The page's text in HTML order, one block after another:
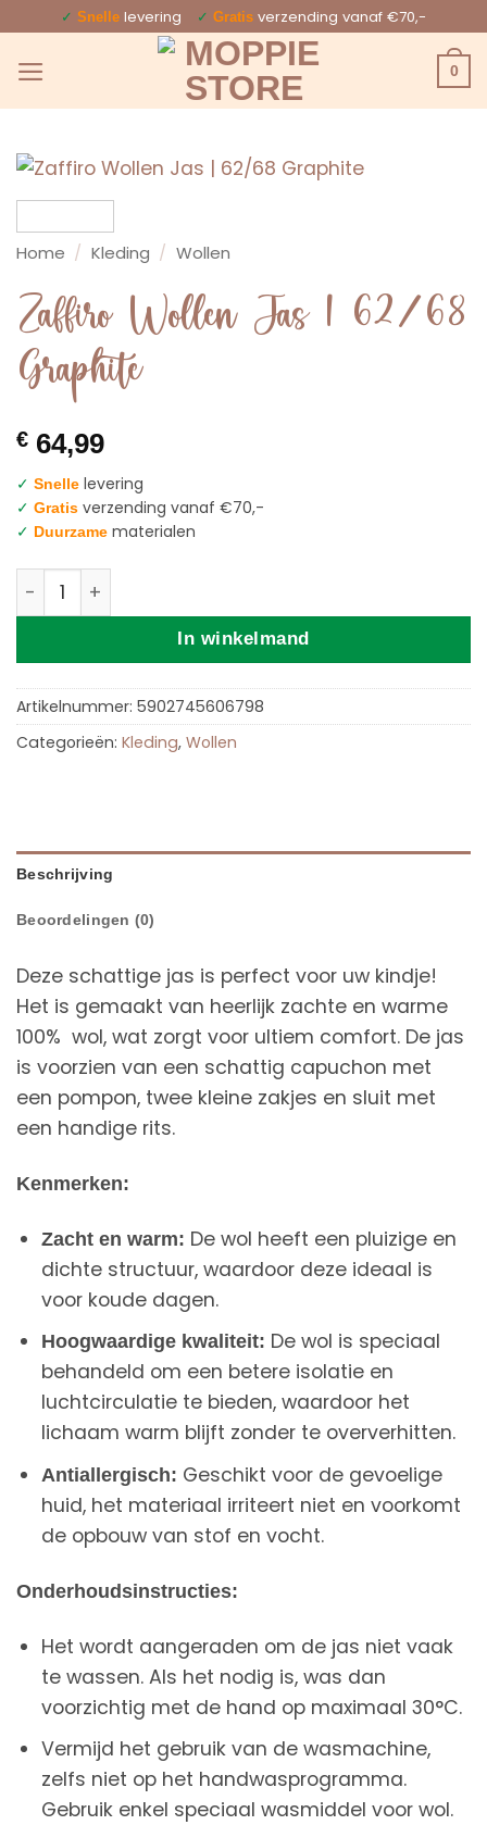
inhoud
✓ Snelle levering ✓ Gratis verzending vanaf €70,-
0
Home / Kleding / Wollen
Zaffiro Wollen Jas | 62/68
Graphite
€ 64,99
✓ Snelle levering
✓ Gratis verzending vanaf €70,-
✓ Duurzame materialen
Zaffiro Wollen Jas | 62/68 Graphite aantal
In winkelmand
Artikelnummer: 5902745606798
Categorieën: Kleding, Wollen
Beschrijving
Beoordelingen (0)
Deze schattige jas is perfect voor uw kindje!
Het is gemaakt van heerlijk zachte en warme
100% wol, wat zorgt voor ultiem comfort. De jas
is voorzien van een schattig capuchon met
een pompon, twee kleine zakjes en sluit met
een handige rits.
Kenmerken:
Zacht en warm: De wol heeft een pluizige en
dichte structuur, waardoor deze ideaal is
voor koude dagen.
Hoogwaardige kwaliteit: De wol is speciaal
behandeld om een betere isolatie en
luchtcirculatie te bieden, waardoor het
lichaam warm blijft zonder te oververhitten.
Antiallergisch: Geschikt voor de gevoelige
huid, het materiaal irriteert niet en voorkomt
de opbouw van stof en vocht.
Onderhoudsinstructies:
Het wordt aangeraden om de jas niet vaak
te wassen. Als het nodig is, was dan
voorzichtig met de hand op maximaal 30°C.
Vermijd het gebruik van de wasmachine,
zelfs niet op het handwasprogramma.
Gebruik enkel speciaal wasmiddel voor wol.